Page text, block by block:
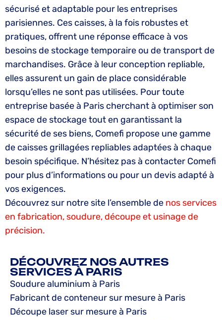
sécurisé et adaptable pour les entreprises
parisiennes. Ces caisses, à la fois robustes et
pratiques, offrent une réponse efficace à vos
besoins de stockage temporaire ou de transport de
marchandises. Grâce à leur conception repliable,
elles assurent un gain de place considérable
lorsqu’elles ne sont pas utilisées. Pour toute
entreprise basée à Paris cherchant à optimiser son
espace de stockage tout en garantissant la
sécurité de ses biens, Comefi propose une gamme
de caisses grillagées repliables adaptées à chaque
besoin spécifique. N’hésitez pas à contacter Comefi
pour plus d’informations ou pour un devis adapté à
vos exigences.
Découvrez sur notre site l’ensemble de nos services
en fabrication, soudure, découpe et usinage de
précision.
DÉCOUVREZ NOS AUTRES
SERVICES À PARIS
Soudure aluminium à Paris
Fabricant de conteneur sur mesure à Paris
Découpe laser sur mesure à Paris